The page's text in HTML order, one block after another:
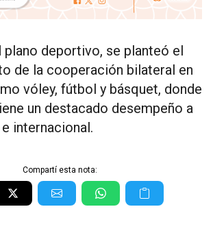
plano deportivo, se planteó el
de la cooperación bilateral en
vóley, fútbol y básquet, donde
un destacado desempeño a
internacional.
Compartí esta nota: